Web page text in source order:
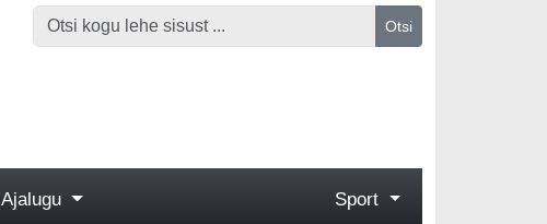
Otsi
Ajalugu Sport